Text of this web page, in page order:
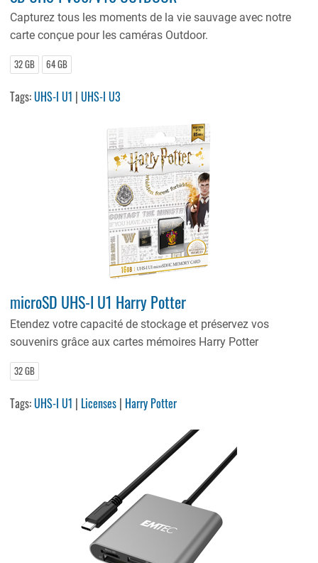
Capturez tous les moments de la vie sauvage avec notre
carte conçue pour les caméras Outdoor.
32 GB 64 GB
Tags:UHS-I U1 |UHS-I U3
microSD UHS-I U1 Harry Potter
Etendez votre capacité de stockage et préservez vos
souvenirs grâce aux cartes mémoires Harry Potter
32 GB
Tags:UHS-I U1 | Licenses | Harry Potter